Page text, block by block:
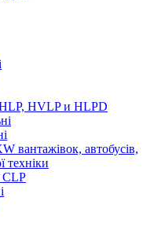
HLP, HVLP и HLPD
вантажівок, автобусів,
техніки
CLP